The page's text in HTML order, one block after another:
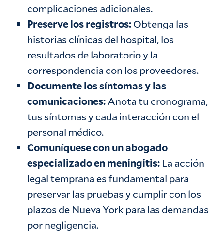
complicaciones adicionales.
Preserve los registros:Obtenga las
historias clínicas del hospital, los
resultados de laboratorio y la
correspondencia con los proveedores.
Documente los síntomas y las
comunicaciones:Anota tu cronograma,
tus síntomas y cada interacción con el
personal médico.
Comuníquese con un abogado
especializado en meningitis: La acción
legal temprana es fundamental para
preservar las pruebas y cumplir con los
plazos de Nueva York para las demandas
por negligencia.